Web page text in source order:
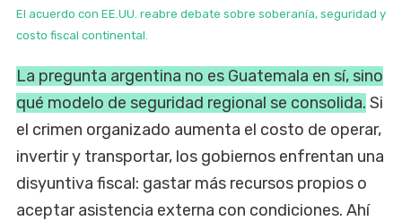
El acuerdo con EE.UU. reabre debate sobre soberanía, seguridad y
costo fiscal continental.
La pregunta argentina no es Guatemala en sí, sino
qué modelo de seguridad regional se consolida. Si
el crimen organizado aumenta el costo de operar,
invertir y transportar, los gobiernos enfrentan una
disyuntiva fiscal: gastar más recursos propios o
aceptar asistencia externa con condiciones. Ahí